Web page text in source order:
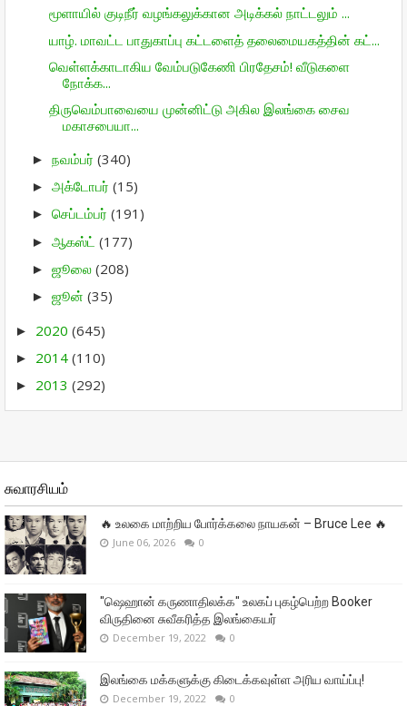
மூளாயில் குடிநீர் வழங்கலுக்கான அடிக்கல் நாட்டலும் ...
யாழ். மாவட்ட பாதுகாப்பு கட்டளைத் தலைமையகத்தின் கட்...
வெள்ளக்காடாகிய வேம்படுகேணி பிரதேசம்! வீடுகளை
நோக்க...
திருவெம்பாவையை முன்னிட்டு அகில இலங்கை சைவ
மகாசபையா...
► நவம்பர் (340)
► அக்டோபர் (15)
► செப்டம்பர் (191)
► ஆகஸ்ட் (177)
► ஜூலை (208)
► ஜூன் (35)
► 2020 (645)
► 2014 (110)
► 2013 (292)
சுவாரசியம்
🔥 உலகை மாற்றிய போர்க்கலை நாயகன் – Bruce Lee 🔥
June 06, 2026 0
"ஷெஹான் கருணாதிலக்க" உலகப் புகழ்பெற்ற Booker
விருதினை சுவீகரித்த இலங்கையர்
December 19, 2022 0
இலங்கை மக்களுக்கு கிடைக்கவுள்ள அரிய வாய்ப்பு!
December 19, 2022 0